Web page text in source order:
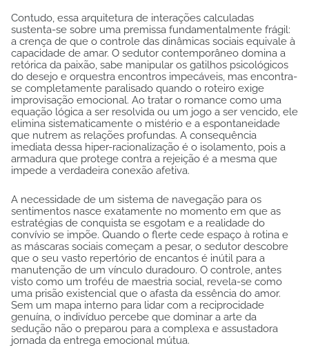
Contudo, essa arquitetura de interações calculadas
sustenta-se sobre uma premissa fundamentalmente frágil:
a crença de que o controle das dinâmicas sociais equivale à
capacidade de amar. O sedutor contemporâneo domina a
retórica da paixão, sabe manipular os gatilhos psicológicos
do desejo e orquestra encontros impecáveis, mas encontra-
se completamente paralisado quando o roteiro exige
improvisação emocional. Ao tratar o romance como uma
equação lógica a ser resolvida ou um jogo a ser vencido, ele
elimina sistematicamente o mistério e a espontaneidade
que nutrem as relações profundas. A consequência
imediata dessa hiper-racionalização é o isolamento, pois a
armadura que protege contra a rejeição é a mesma que
impede a verdadeira conexão afetiva.
A necessidade de um sistema de navegação para os
sentimentos nasce exatamente no momento em que as
estratégias de conquista se esgotam e a realidade do
convívio se impõe. Quando o flerte cede espaço à rotina e
as máscaras sociais começam a pesar, o sedutor descobre
que o seu vasto repertório de encantos é inútil para a
manutenção de um vínculo duradouro. O controle, antes
visto como um troféu de maestria social, revela-se como
uma prisão existencial que o afasta da essência do amor.
Sem um mapa interno para lidar com a reciprocidade
genuína, o indivíduo percebe que dominar a arte da
sedução não o preparou para a complexa e assustadora
jornada da entrega emocional mútua.